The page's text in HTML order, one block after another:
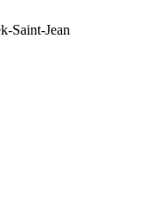
Saint-Jean